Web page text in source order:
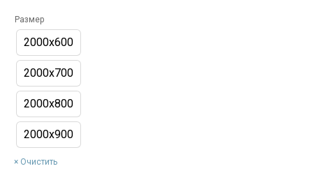
Размер
2000х600
2000х700
2000х800
2000х900
Очистить